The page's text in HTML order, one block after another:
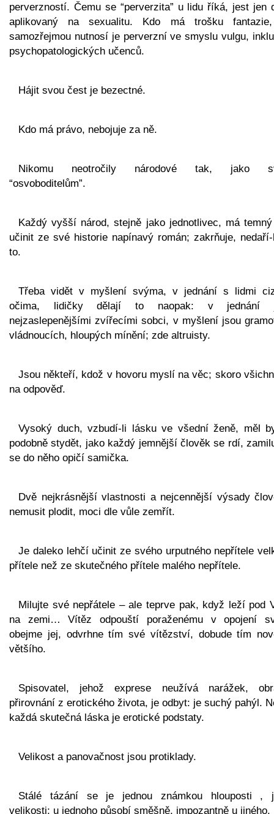
perverzností. Čemu se “perverzita” u lidu říká, jest jen
aplikovaný na sexualitu. Kdo má trošku
samozřejmou nutnosí je perverzní ve smyslu vulgu,
psychopatologických učenců.
Hájit svou čest je bezectné.
Kdo má právo, nebojuje za ně.
Nikomu neotročily národové tak, jako
“osvoboditelům”.
Každý vyšší národ, stejně jako jednotlivec, má
učinit ze své historie napínavý román; zakrňuje,
to.
Třeba vidět v myšlení svýma, v jednání s lidmi
očima, lidičky dělají to naopak: v jednání
nejzaslepenějšími zvířecími sobci, v myšlení jsou
vládnoucích, hloupých mínění; zde altruisty.
Jsou někteří, kdož v hovoru myslí na věc; skoro
na odpověď.
Vysoký duch, vzbudí-li lásku ve všední ženě, měl
podobně stydět, jako každý jemnější člověk se rdí,
se do něho opičí samička.
Dvě nejkrásnější vlastnosti a nejcennější výsady
nemusit plodit, moci dle vůle zemřít.
Je daleko lehčí učinit ze svého urputného nepřítele
přítele než ze skutečného přítele malého nepřítele.
Milujte své nepřátele – ale teprve pak, když leží pod
na zemi… Vítěz odpouští poraženému v opojení
obejme jej, odvrhne tím své vítězství, dobude tím
většího.
Spisovatel, jehož exprese neužívá narážek,
přirovnání z erotického života, je odbyt: je suchý pahýl.
každá skutečná láska je erotické podstaty.
Velikost a panovačnost jsou protiklady.
Stálé tázání se je jednou známkou hlouposti ,
velikosti; u jednoho působí směšně, impozantně u jiného.